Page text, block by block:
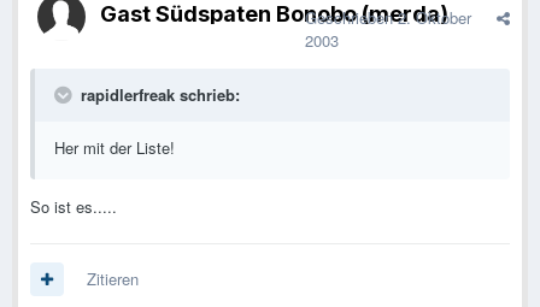
Gast Südspaten Bonobo (merda)
Geschrieben2. Oktober
2003
rapidlerfreak schrieb:
Her mit der Liste!
So ist es.....
Zitieren